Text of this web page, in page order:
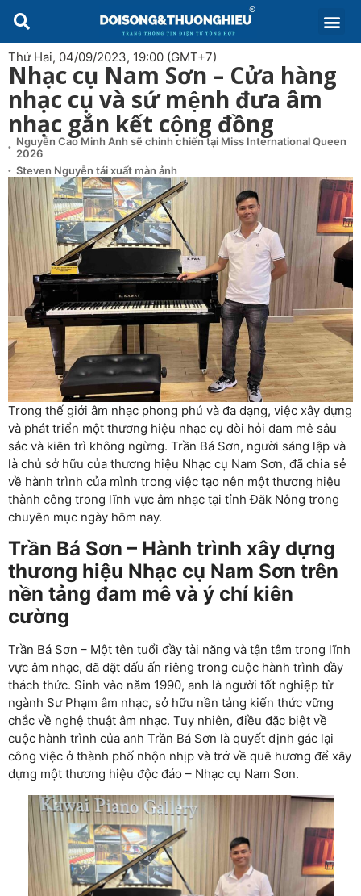
Thứ Hai, 04/09/2023, 19:00 (GMT+7)
Nhạc cụ Nam Sơn – Cửa hàng
nhạc cụ và sứ mệnh đưa âm
nhạc gắn kết cộng đồng
Nguyễn Cao Minh Anh sẽ chinh chiến tại Miss International Queen
2026
Steven Nguyễn tái xuất màn ảnh
Trong thế giới âm nhạc phong phú và đa dạng, việc xây dựng
và phát triển một thương hiệu nhạc cụ đòi hỏi đam mê sâu
sắc và kiên trì không ngừng. Trần Bá Sơn, người sáng lập và
là chủ sở hữu của thương hiệu Nhạc cụ Nam Sơn, đã chia sẻ
về hành trình của mình trong việc tạo nên một thương hiệu
thành công trong lĩnh vực âm nhạc tại tỉnh Đăk Nông trong
chuyên mục ngày hôm nay.
Trần Bá Sơn – Hành trình xây dựng
thương hiệu Nhạc cụ Nam Sơn trên
nền tảng đam mê và ý chí kiên
cường
Trần Bá Sơn – Một tên tuổi đầy tài năng và tận tâm trong lĩnh
vực âm nhạc, đã đặt dấu ấn riêng trong cuộc hành trình đầy
thách thức. Sinh vào năm 1990, anh là người tốt nghiệp từ
ngành Sư Phạm âm nhạc, sở hữu nền tảng kiến thức vững
chắc về nghệ thuật âm nhạc. Tuy nhiên, điều đặc biệt về
cuộc hành trình của anh Trần Bá Sơn là quyết định gác lại
công việc ở thành phố nhộn nhịp và trở về quê hương để xây
dựng một thương hiệu độc đáo – Nhạc cụ Nam Sơn.